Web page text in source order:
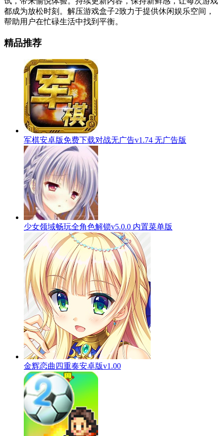
都成为放松时刻。解压游戏盒子2致力于提供休闲娱乐空间，
帮助用户在忙碌生活中找到平衡。
精品推荐
军棋安卓版免费下载对战无广告v1.74 无广告版
少女领域畅玩全角色解锁v5.0.0 内置菜单版
金辉恋曲四重奏安卓版v1.00